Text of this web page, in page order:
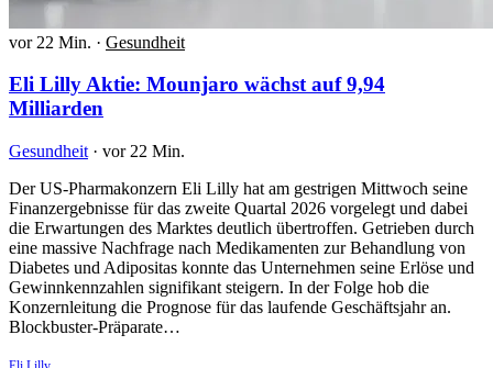
vor 22 Min. · Gesundheit
Eli Lilly Aktie: Mounjaro wächst auf 9,94
Milliarden
Gesundheit · vor 22 Min.
Der US-Pharmakonzern Eli Lilly hat am gestrigen Mittwoch seine
Finanzergebnisse für das zweite Quartal 2026 vorgelegt und dabei
die Erwartungen des Marktes deutlich übertroffen. Getrieben durch
eine massive Nachfrage nach Medikamenten zur Behandlung von
Diabetes und Adipositas konnte das Unternehmen seine Erlöse und
Gewinnkennzahlen signifikant steigern. In der Folge hob die
Konzernleitung die Prognose für das laufende Geschäftsjahr an.
Blockbuster-Präparate…